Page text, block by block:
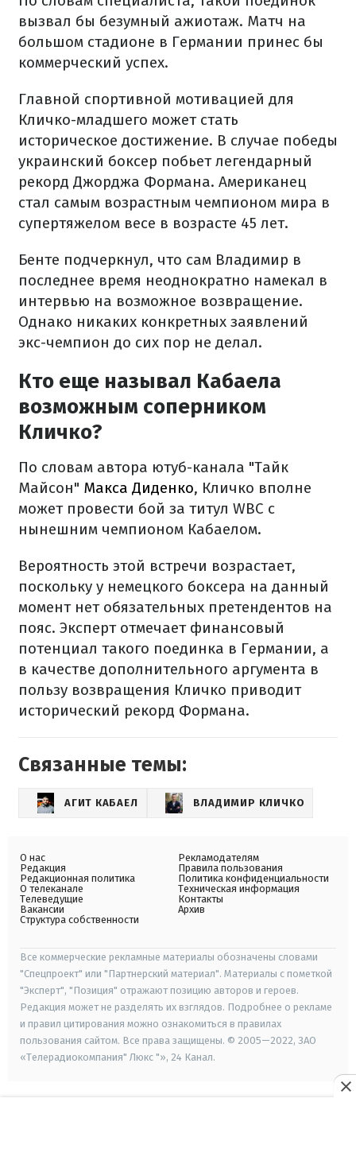
вызвал бы безумный ажиотаж. Матч на
большом стадионе в Германии принес бы
коммерческий успех.
Главной спортивной мотивацией для
Кличко-младшего может стать
историческое достижение. В случае победы
украинский боксер побьет легендарный
рекорд Джорджа Формана. Американец
стал самым возрастным чемпионом мира в
супертяжелом весе в возрасте 45 лет.
Бенте подчеркнул, что сам Владимир в
последнее время неоднократно намекал в
интервью на возможное возвращение.
Однако никаких конкретных заявлений
экс-чемпион до сих пор не делал.
Кто еще называл Кабаела
возможным соперником
Кличко?
По словам автора ютуб-канала "Тайк
Майсон" Макса Диденко, Кличко вполне
может провести бой за титул WBC с
нынешним чемпионом Кабаелом.
Вероятность этой встречи возрастает,
поскольку у немецкого боксера на данный
момент нет обязательных претендентов на
пояс. Эксперт отмечает финансовый
потенциал такого поединка в Германии, а
в качестве дополнительного аргумента в
пользу возвращения Кличко приводит
исторический рекорд Формана.
Связанные темы:
АГИТ КАБАЕЛ ВЛАДИМИР КЛИЧКО
О нас
Редакция
Редакционная политика
О телеканале
Телеведущие
Вакансии
Структура собственности
Рекламодателям
Правила пользования
Политика конфиденциальности
Техническая информация
Контакты
Архив
Все коммерческие рекламные материалы обозначены словами
"Спецпроект" или "Партнерский материал". Материалы с пометкой
"Эксперт", "Позиция" отражают позицию авторов и героев.
Редакция может не разделять их взглядов. Подробнее о рекламе
и правил цитирования можно ознакомиться в правилах
пользования сайтом. Все права защищены. © 2005—2022, ЗАО
«Телерадиокомпания" Люкс "», 24 Канал.